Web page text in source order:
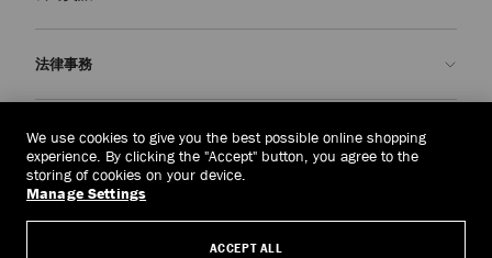
申請退貨
送貨
定制服務
保修服務
我們的歷史
我們的影響與責任
我們的影響
匠心工藝
法律事務
條款與條件
被遺忘權
主體存取請求表
中國香港(HK$)
We use cookies to give you the best possible online shopping
experience. By clicking the "Accept" button, you agree to the
storing of cookies on your device.
Manage Settings
ACCEPT ALL